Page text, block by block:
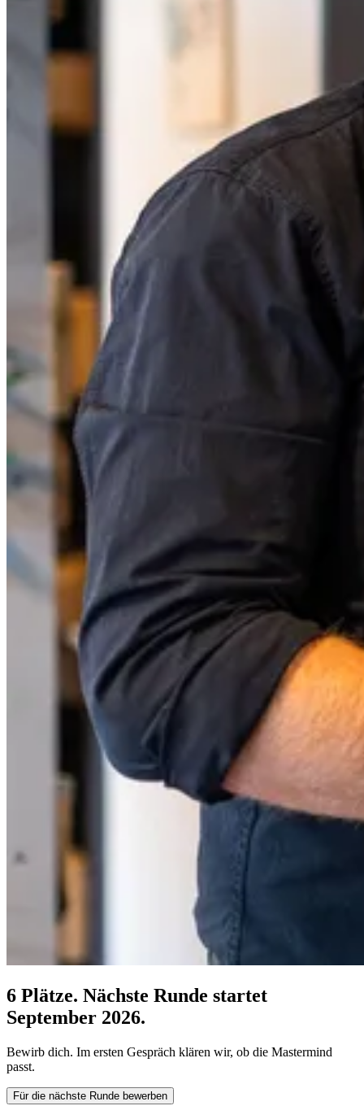
6 Plätze. Nächste Runde startet
September 2026.
Bewirb dich. Im ersten Gespräch klären wir, ob die Mastermind
passt.
Für die nächste Runde bewerben